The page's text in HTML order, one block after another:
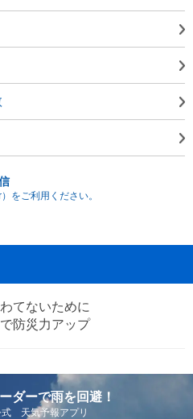
をご利用ください。
てないために
防災力アップ
ダーで雨を回避！
式 天気予報アプリ